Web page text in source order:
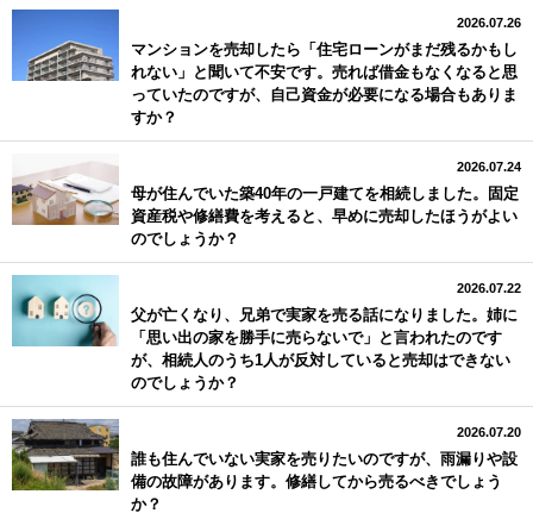
2026.07.26
マンションを売却したら「住宅ローンがまだ残るかもし
れない」と聞いて不安です。売れば借金もなくなると思
っていたのですが、自己資金が必要になる場合もありま
すか？
2026.07.24
母が住んでいた築40年の一戸建てを相続しました。固定
資産税や修繕費を考えると、早めに売却したほうがよい
のでしょうか？
2026.07.22
父が亡くなり、兄弟で実家を売る話になりました。姉に
「思い出の家を勝手に売らないで」と言われたのです
が、相続人のうち1人が反対していると売却はできない
のでしょうか？
2026.07.20
誰も住んでいない実家を売りたいのですが、雨漏りや設
備の故障があります。修繕してから売るべきでしょう
か？